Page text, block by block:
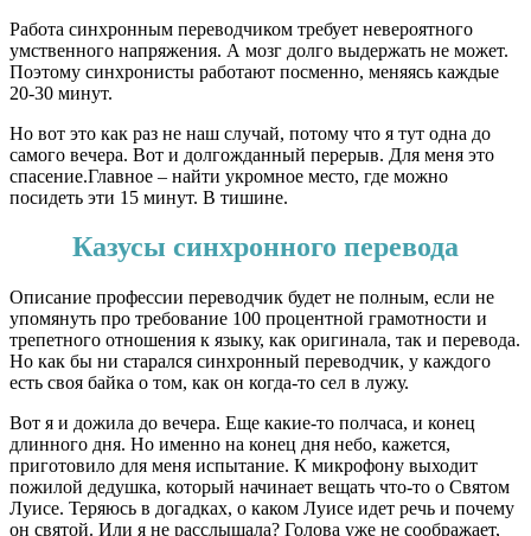
Работа синхронным переводчиком требует невероятного
умственного напряжения. А мозг долго выдержать не может.
Поэтому синхронисты работают посменно, меняясь каждые
20-30 минут.
Но вот это как раз не наш случай, потому что я тут одна до
самого вечера. Вот и долгожданный перерыв. Для меня это
спасение.Главное – найти укромное место, где можно
посидеть эти 15 минут. В тишине.
Казусы синхронного перевода
Описание профессии переводчик будет не полным, если не
упомянуть про требование 100 процентной грамотности и
трепетного отношения к языку, как оригинала, так и перевода.
Но как бы ни старался синхронный переводчик, у каждого
есть своя байка о том, как он когда-то сел в лужу.
Вот я и дожила до вечера. Еще какие-то полчаса, и конец
длинного дня. Но именно на конец дня небо, кажется,
приготовило для меня испытание. К микрофону выходит
пожилой дедушка, который начинает вещать что-то о Святом
Луисе. Теряюсь в догадках, о каком Луисе идет речь и почему
он святой. Или я не расслышала? Голова уже не соображает,